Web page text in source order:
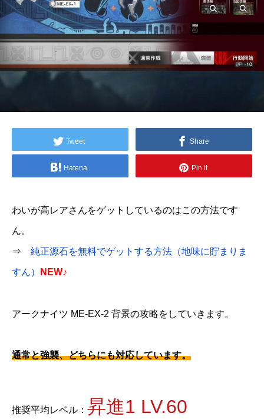
Tweet Share
Hatena Pin it
わいが高レアさんをゲットしているのはこの方法です
ん。
⇒ 純正源石を無料でゲットする方法（地味に貯まりま
すん） NEW♪
アークナイツ ME-EX-2 背景の攻略をしていきます。
通常と強襲、どちらにも対応しています。
推奨平均レベル： 昇進1 LV.60